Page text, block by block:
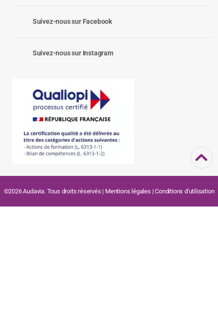
Suivez-nous sur Facebook
Suivez-nous sur Instagram
©2026 Audavia. Tous droits réservés | Mentions légales |Conditions d'utilisation